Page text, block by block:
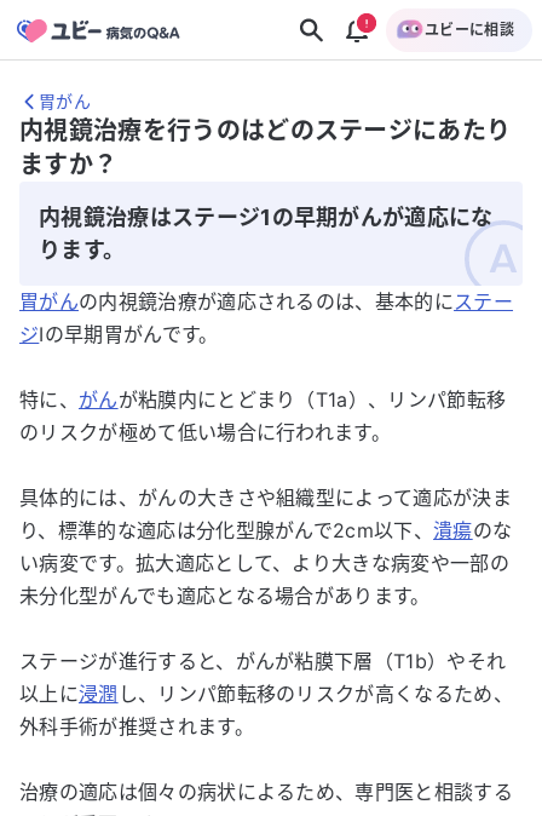
ユビーに相談
胃がん
内視鏡治療を行うのはどのステージにあたり
ますか？
内視鏡治療はステージ1の早期がんが適応にな
ります。
胃がんの内視鏡治療が適応されるのは、基本的にステー
ジIの早期胃がんです。
特に、 がんが粘膜内にとどまり（T1a）、リンパ節転移
のリスクが極めて低い場合に行われます。
具体的には、がんの大きさや組織型によって適応が決ま
り、標準的な適応は分化型腺がんで2cm以下、潰瘍のな
い病変です。拡大適応として、より大きな病変や一部の
未分化型がんでも適応となる場合があります。
ステージが進行すると、がんが粘膜下層（T1b）やそれ
以上に浸潤 し、リンパ節転移のリスクが高くなるため、
外科手術が推奨されます。
治療の適応は個々の病状によるため、専門医と相談する